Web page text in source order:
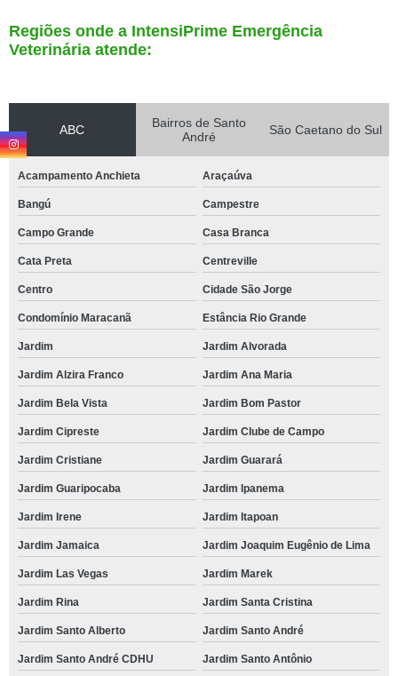
Regiões onde a IntensiPrime Emergência
Veterinária atende:
ABC
Bairros de Santo
André
São Caetano do Sul
Acampamento Anchieta Araçaúva
Bangú Campestre
Campo Grande Casa Branca
Cata Preta Centreville
Centro Cidade São Jorge
Condomínio Maracanã Estância Rio Grande
Jardim Jardim Alvorada
Jardim Alzira Franco Jardim Ana Maria
Jardim Bela Vista Jardim Bom Pastor
Jardim Cipreste Jardim Clube de Campo
Jardim Cristiane Jardim Guarará
Jardim Guaripocaba Jardim Ipanema
Jardim Irene Jardim Itapoan
Jardim Jamaica Jardim Joaquim Eugênio de Lima
Jardim Las Vegas Jardim Marek
Jardim Rina Jardim Santa Cristina
Jardim Santo Alberto Jardim Santo André
Jardim Santo André CDHU Jardim Santo Antônio